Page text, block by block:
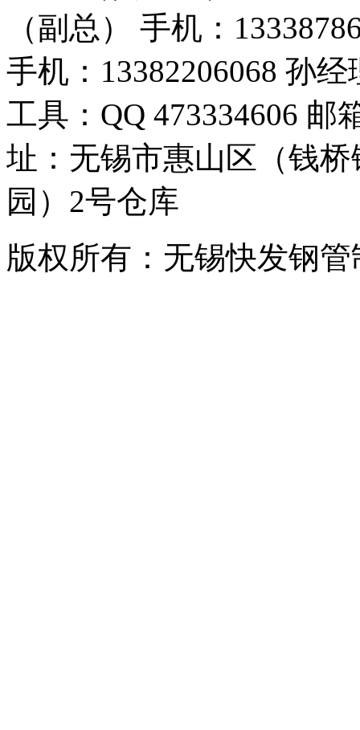
（副总） 手机：
手机：13382206068 孙
工具：QQ 473334606 邮
址：无锡市惠山区（钱
园）2号仓库
版权所有：无锡快发钢